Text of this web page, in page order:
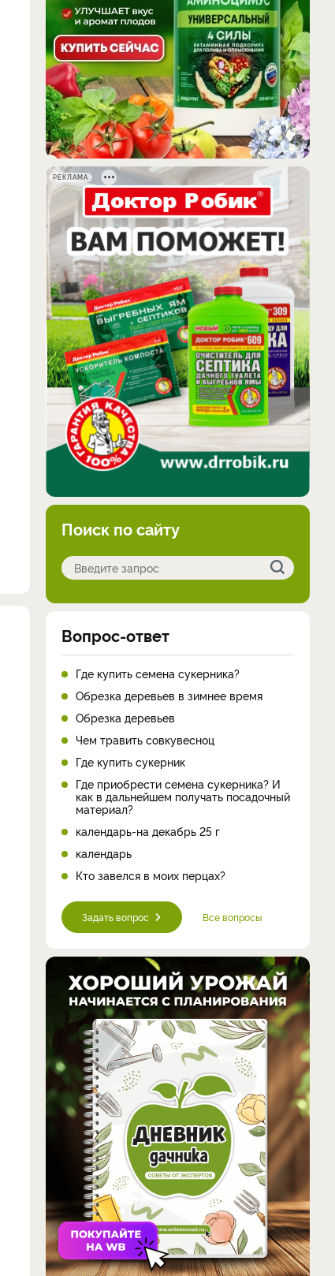
РЕКЛАМА
Поиск по сайту
Вопрос-ответ
Где купить семена сукерника?
Обрезка деревьев в зимнее время
Обрезка деревьев
Чем травить совкувесноц
Где купить сукерник
Где приобрести семена сукерника? И
как в дальнейшем получать посадочный
материал?
календарь-на декабрь 25 г
календарь
Кто завелся в моих перцах?
Задать вопрос Все вопросы